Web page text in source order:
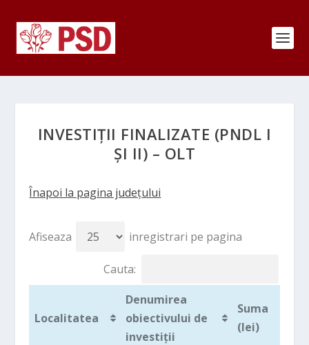
INVESTIȚII FINALIZATE (PNDL I
ȘI II) – OLT
Înapoi la pagina județului
Afiseaza inregistrari pe pagina
Cauta:
Localitatea
Denumirea
obiectivului de
investiții
Suma
(lei)